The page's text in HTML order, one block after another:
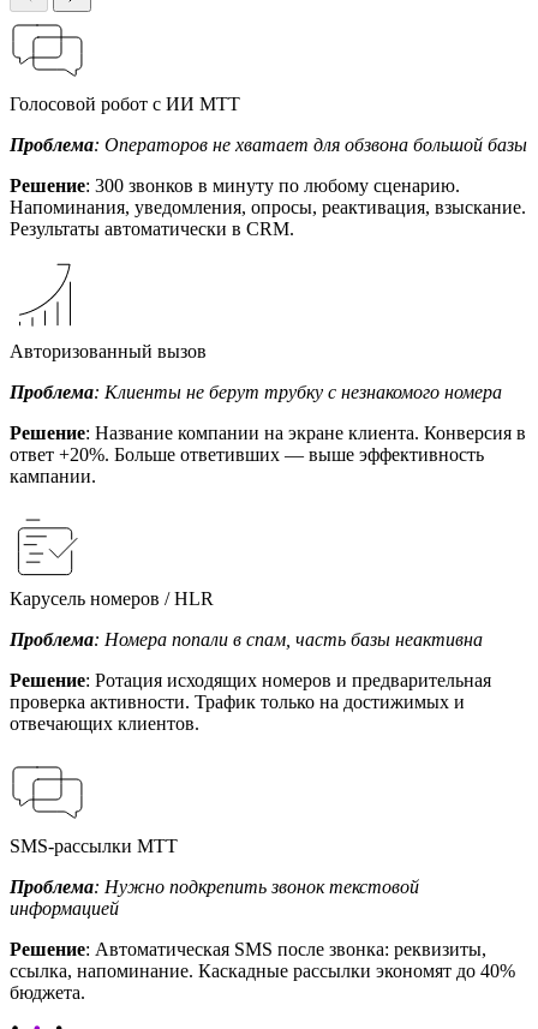
Голосовой робот с ИИ МТТ
Проблема: Операторов не хватает для обзвона большой базы
Решение: 300 звонков в минуту по любому сценарию.
Напоминания, уведомления, опросы, реактивация, взыскание.
Результаты автоматически в CRM.
Авторизованный вызов
Проблема: Клиенты не берут трубку с незнакомого номера
Решение: Название компании на экране клиента. Конверсия в
ответ +20%. Больше ответивших — выше эффективность
кампании.
Карусель номеров / HLR
Проблема: Номера попали в спам, часть базы неактивна
Решение: Ротация исходящих номеров и предварительная
проверка активности. Трафик только на достижимых и
отвечающих клиентов.
SMS-рассылки МТТ
Проблема: Нужно подкрепить звонок текстовой
информацией
Решение: Автоматическая SMS после звонка: реквизиты,
ссылка, напоминание. Каскадные рассылки экономят до 40%
бюджета.